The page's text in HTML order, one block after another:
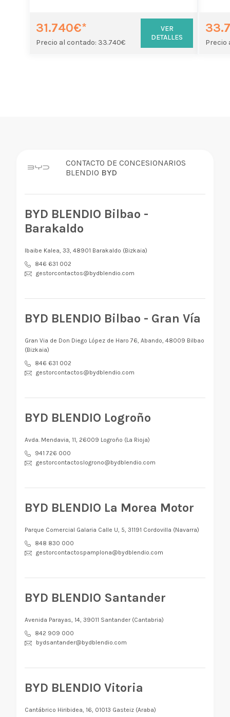
31.740€*
Precio al contado: 33.740€
VER
DETALLES
Precio
CONTACTO DE CONCESIONARIOS
BLENDIO BYD
BYD BLENDIO Bilbao -
Barakaldo
Ibaibe Kalea, 33, 48901 Barakaldo (Bizkaia)
846 631 002
gestorcontactos@bydblendio.com
BYD BLENDIO Bilbao - Gran Vía
Gran Via de Don Diego López de Haro 76, Abando, 48009 Bilbao
(Bizkaia)
846 631 002
gestorcontactos@bydblendio.com
BYD BLENDIO Logroño
Avda. Mendavia, 11, 26009 Logroño (La Rioja)
941 726 000
gestorcontactoslogrono@bydblendio.com
BYD BLENDIO La Morea Motor
Parque Comercial Galaria Calle U, 5, 31191 Cordovilla (Navarra)
848 830 000
gestorcontactospamplona@bydblendio.com
BYD BLENDIO Santander
Avenida Parayas, 14, 39011 Santander (Cantabria)
842 909 000
bydsantander@bydblendio.com
BYD BLENDIO Vitoria
Cantábrico Hiribidea, 16, 01013 Gasteiz (Araba)